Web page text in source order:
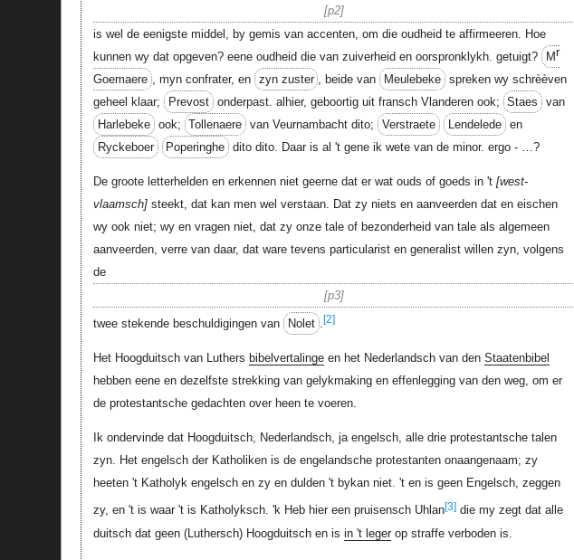
p2
is wel de eenigste middel, by gemis van accenten, om die oudheid te affirmeeren. Hoe
kunnen wy dat opgeven? eene oudheid die van zuiverheid en oorspronklykh. getuigt?
Mr
Goemaere , myn confrater, en zyn zuster , beide van Meulebeke spreken wy schrèèven
geheel klaar;
Prevost onderpast. alhier, geboortig uit fransch Vlanderen ook; Staes
van
Harlebeke ook; Tollenaere van Veurnambacht dito; Verstraete Lendelede en
Ryckeboer
Poperinghe dito dito. Daar is al 't gene ik wete van de minor. ergo - …?
De groote letterhelden en erkennen niet geerne dat er wat ouds of goeds in 't west-
vlaamsch steekt, dat kan men wel verstaan. Dat zy niets en aanveerden dat en eischen
wy ook niet; wy en vragen niet, dat zy onze tale of bezonderheid van tale als algemeen
aanveerden, verre van daar, dat ware tevens particularist en generalist willen zyn, volgens
de
p3
twee stekende beschuldigingen van Nolet .[2]
Het Hoogduitsch van Luthers bibelvertalingeen het Nederlandsch van den Staatenbibel
hebben eene en dezelfste strekking van gelykmaking en effenlegging van den weg, om er
de protestantsche gedachten over heen te voeren.
Ik ondervinde dat Hoogduitsch, Nederlandsch, ja engelsch, alle drie protestantsche talen
zyn. Het engelsch der Katholiken is de engelandsche protestanten onaangenaam; zy
heeten 't Katholyk engelsch en zy en dulden 't bykan niet. 't en is geen Engelsch, zeggen
zy, en 't is waar 't is Katholyksch. 'k Heb hier een pruisensch Uhlan[3]die my zegt dat alle
duitsch dat geen (Luthersch) Hoogduitsch en is in 't legerop straffe verboden is.